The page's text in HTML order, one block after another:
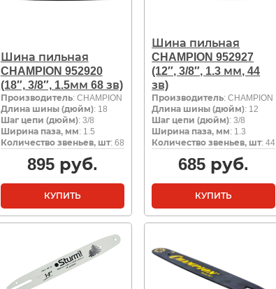
Шина пильная
CHAMPION 952920
(18″, 3/8″, 1.5мм 68 зв)
Производитель: CHAMPION
Длина шины (дюйм): 18
Шаг цепи (дюйм): 3/8
Ширина паза, мм: 1.5
Количество звеньев, шт: 68
895руб.
КУПИТЬ
Шина пильная
CHAMPION 952927
(12″, 3/8″, 1.3 мм, 44
зв)
Производитель: CHAMPION
Длина шины (дюйм): 12
Шаг цепи (дюйм): 3/8
Ширина паза, мм: 1.3
Количество звеньев, шт: 44
685 руб.
КУПИТЬ